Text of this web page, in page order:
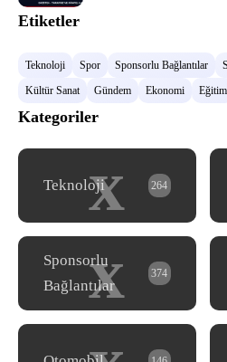
Etiketler
Teknoloji Spor Sponsorlu Bağlantılar
Kültür Sanat
Gündem Ekonomi Eğitim
Kategoriler
x
Teknoloji 264
x
Sponsorlu
Bağlantılar
374